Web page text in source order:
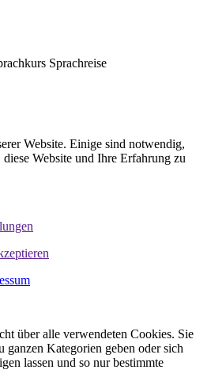
Sprachreise
Website. Einige sind notwendig,
Website und Ihre Erfahrung zu
über alle verwendeten Cookies. Sie
Kategorien geben oder sich
lassen und so nur bestimmte